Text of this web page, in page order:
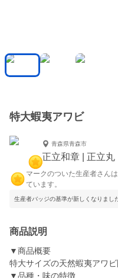
特大蝦夷アワビ
青森県青森市
正立和章 | 正立丸
マークのついた生産者さん
ています。
生産者バッジの基準が新しくなりまし
商品説明
▼商品概要
特大サイズの天然蝦夷アワ
▼品種・味の特徴